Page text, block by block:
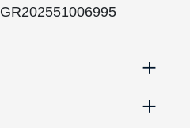
GR202551006995